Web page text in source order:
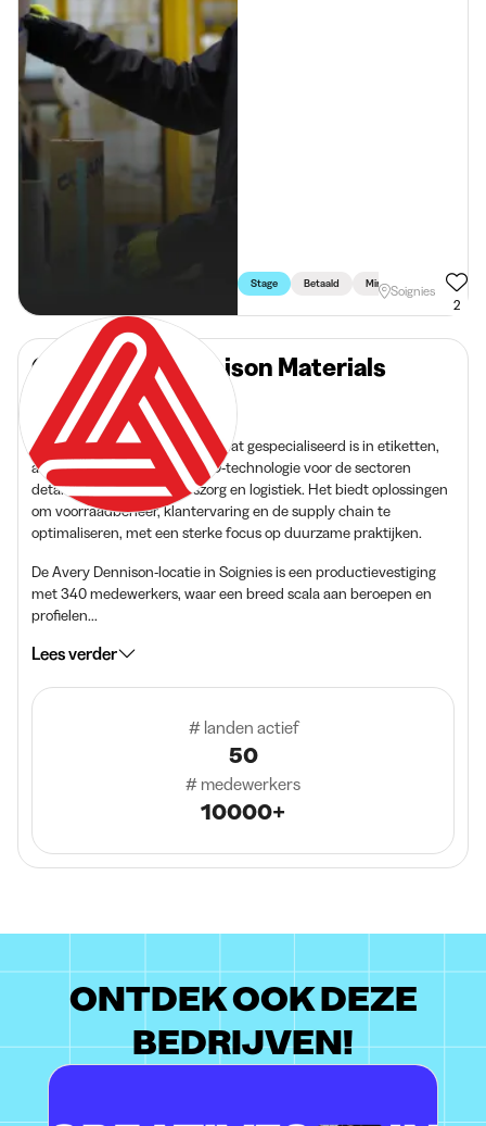
Over Avery Dennison Materials
Belgium
Avery Dennison is een bedrijf dat gespecialiseerd is in etiketten,
adhesieve materialen en RFID-technologie voor de sectoren
detailhandel, gezondheidszorg en logistiek. Het biedt oplossingen
om voorraadbeheer, klantervaring en de supply chain te
optimaliseren, met een sterke focus op duurzame praktijken.
De Avery Dennison-locatie in Soignies is een productievestiging
met 340 medewerkers, waar een breed scala aan beroepen en
profielen...
Lees verder
# landen actief
50
# medewerkers
10000+
Stage Betaald Min. 3 Maand
Soignies
2
ONTDEK OOK DEZE
BEDRIJVEN!